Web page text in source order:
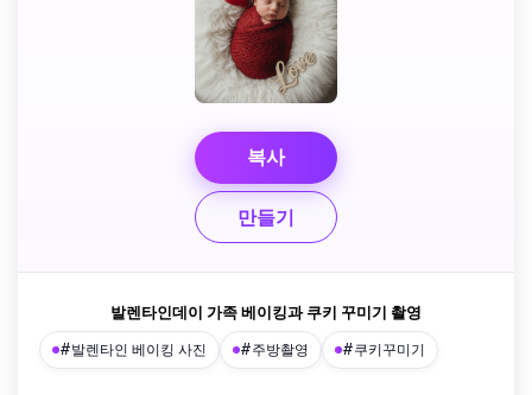
복사
만들기
발렌타인데이 가족 베이킹과 쿠키 꾸미기 촬영
#발렌타인 베이킹 사진 #주방촬영 #쿠키꾸미기